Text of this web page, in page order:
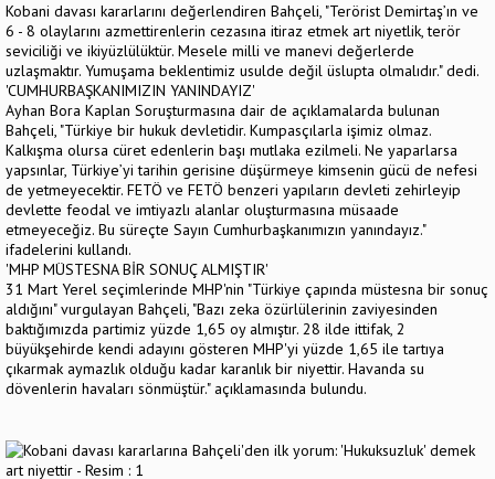
Kobani davası kararlarını değerlendiren Bahçeli, "Terörist Demirtaş’ın ve
6 - 8 olaylarını azmettirenlerin cezasına itiraz etmek art niyetlik, terör
seviciliği ve ikiyüzlülüktür. Mesele milli ve manevi değerlerde
uzlaşmaktır. Yumuşama beklentimiz usulde değil üslupta olmalıdır." dedi.
'CUMHURBAŞKANIMIZIN YANINDAYIZ'
Ayhan Bora Kaplan Soruşturmasına dair de açıklamalarda bulunan
Bahçeli, "Türkiye bir hukuk devletidir. Kumpasçılarla işimiz olmaz.
Kalkışma olursa cüret edenlerin başı mutlaka ezilmeli. Ne yaparlarsa
yapsınlar, Türkiye’yi tarihin gerisine düşürmeye kimsenin gücü de nefesi
de yetmeyecektir. FETÖ ve FETÖ benzeri yapıların devleti zehirleyip
devlette feodal ve imtiyazlı alanlar oluşturmasına müsaade
etmeyeceğiz. Bu süreçte Sayın Cumhurbaşkanımızın yanındayız."
ifadelerini kullandı.
'MHP MÜSTESNA BİR SONUÇ ALMIŞTIR'
31 Mart Yerel seçimlerinde MHP'nin "Türkiye çapında müstesna bir sonuç
aldığını" vurgulayan Bahçeli, "Bazı zeka özürlülerinin zaviyesinden
baktığımızda partimiz yüzde 1,65 oy almıştır. 28 ilde ittifak, 2
büyükşehirde kendi adayını gösteren MHP'yi yüzde 1,65 ile tartıya
çıkarmak aymazlık olduğu kadar karanlık bir niyettir. Havanda su
dövenlerin havaları sönmüştür." açıklamasında bulundu.